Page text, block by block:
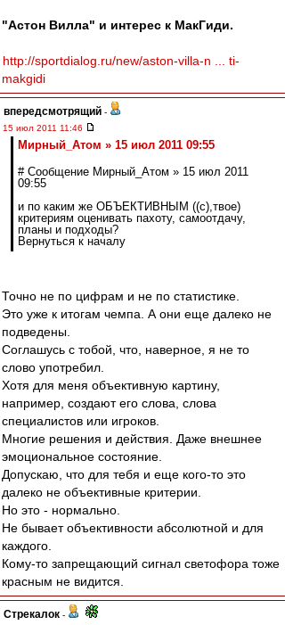
"Астон Вилла" и интерес к МакГиди.
http://sportdialog.ru/new/aston-villa-n ... ti-
makgidi
впередсмотрящий -
15 июл 2011 11:46
Мирный_Атом » 15 июл 2011 09:55
# Сообщение Мирный_Атом » 15 июл 2011
09:55
и по каким же ОБЪЕКТИВНЫМ ((с),твое)
критериям оценивать пахоту, самоотдачу,
планы и подходы?
Вернуться к началу
Точно не по цифрам и не по статистике.
Это уже к итогам чемпа. А они еще далеко не
подведены.
Соглашусь с тобой, что, наверное, я не то
слово употребил.
Хотя для меня объективную картину,
например, создают его слова, слова
специалистов или игроков.
Многие решения и действия. Даже внешнее
эмоциональное состояние.
Допускаю, что для тебя и еще кого-то это
далеко не объективные критерии.
Но это - нормально.
Не бывает объективности абсолютной и для
каждого.
Кому-то запрещающий сигнал светофора тоже
красным не видится.
Стрекалок -